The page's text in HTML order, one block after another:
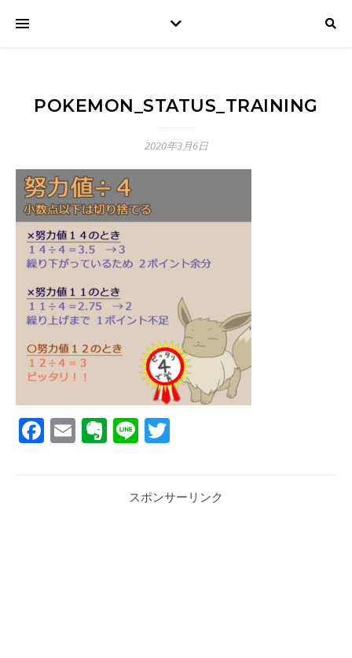
POKEMON_STATUS_TRAINING
2020年3月6日
Facebook
EmailEvernote
Line
スポンサーリンク